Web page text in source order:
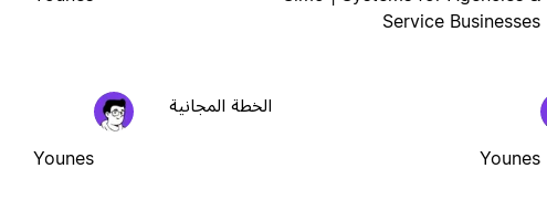
Service Businesses
Younes
الخطة المجانية
Younes